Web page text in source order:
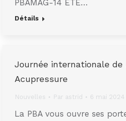
PBAMAG-14 ÉTÉ…
Détails
Journée internationale de
Acupressure
Nouvelles Par astrid 6 mai 2024
La PBA vous ouvre ses